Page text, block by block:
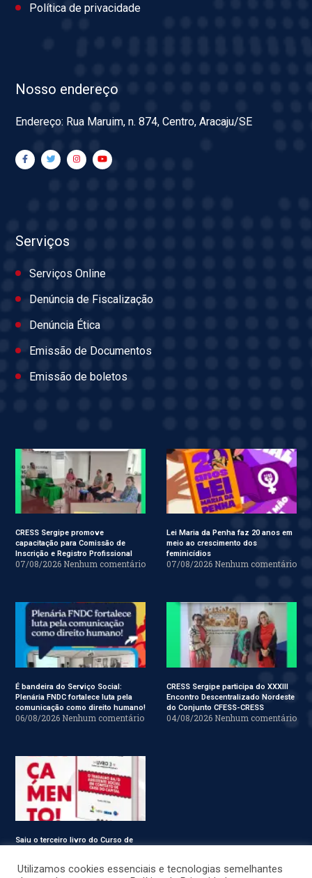
Política de privacidade
Nosso endereço
Endereço: Rua Maruim, n. 874, Centro, Aracaju/SE
Serviços
Serviços Online
Denúncia de Fiscalização
Denúncia Ética
Emissão de Documentos
Emissão de boletos
CRESS Sergipe promove
capacitação para Comissão de
Inscrição e Registro Profissional
07/08/2026 Nenhum comentário
Lei Maria da Penha faz 20 anos em
meio ao crescimento dos
feminicídios
07/08/2026 Nenhum comentário
É bandeira do Serviço Social:
Plenária FNDC fortalece luta pela
comunicação como direito humano!
06/08/2026 Nenhum comentário
CRESS Sergipe participa do XXXIII
Encontro Descentralizado Nordeste
do Conjunto CFESS-CRESS
04/08/2026 Nenhum comentário
Saiu o terceiro livro do Curso de
Utilizamos cookies essenciais e tecnologias semelhantes